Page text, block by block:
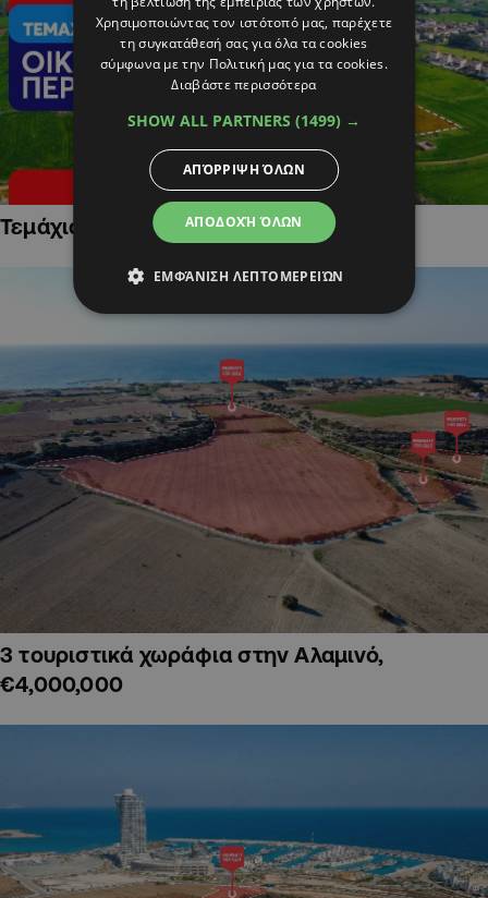
Τεμάχια Γης σε Οικιστικές Περιοχές
3 τουριστικά χωράφια στην Αλαμινό,
€4,000,000
Χρησιμοποιώντας τον ιστότοπό μας, παρέχετε
τη συγκατάθεσή σας για όλα τα cookies
σύμφωνα με την Πολιτική μας για τα cookies.
Διαβάστε περισσότερα
SHOW ALL PARTNERS (1499) →
ΑΠΟΔΟΧΉ ΌΛΩΝ
ΑΠΌΡΡΙΨΗ ΌΛΩΝ
ΕΜΦΆΝΙΣΗ ΛΕΠΤΟΜΕΡΕΙΏΝ